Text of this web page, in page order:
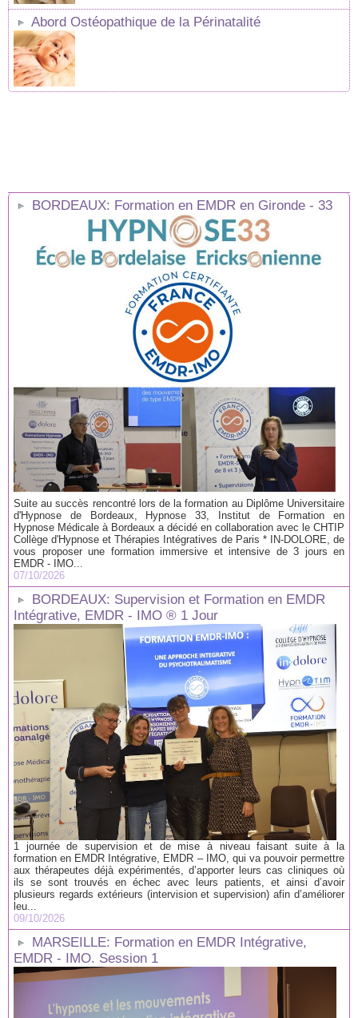
Abord Ostéopathique de la Périnatalité
BORDEAUX: Formation en EMDR en Gironde - 33
Suite au succès rencontré lors de la formation au Diplôme Universitaire
d'Hypnose de Bordeaux, Hypnose 33, Institut de Formation en
Hypnose Médicale à Bordeaux a décidé en collaboration avec le CHTIP
Collège d'Hypnose et Thérapies Intégratives de Paris * IN-DOLORE, de
vous proposer une formation immersive et intensive de 3 jours en
EMDR - IMO...
07/10/2026
BORDEAUX: Supervision et Formation en EMDR
Intégrative, EMDR - IMO ® 1 Jour
1 journée de supervision et de mise à niveau faisant suite à la
formation en EMDR Intégrative, EMDR – IMO, qui va pouvoir permettre
aux thérapeutes déjà expérimentés, d’apporter leurs cas cliniques où
ils se sont trouvés en échec avec leurs patients, et ainsi d’avoir
plusieurs regards extérieurs (intervision et supervision) afin d’améliorer
leu...
09/10/2026
MARSEILLE: Formation en EMDR Intégrative,
EMDR - IMO. Session 1